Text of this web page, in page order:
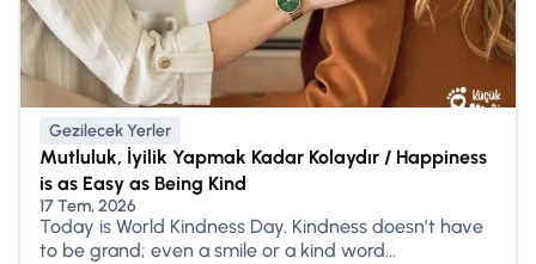
Gezilecek Yerler
Mutluluk, İyilik Yapmak Kadar Kolaydır / Happiness
is as Easy as Being Kind
17 Tem, 2026
Today is World Kindness Day. Kindness doesn’t have
to be grand; even a smile or a kind word...